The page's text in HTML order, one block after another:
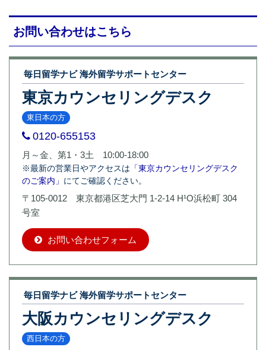
お問い合わせはこちら
毎日留学ナビ 海外留学サポートセンター
東京カウンセリングデスク
東日本の方
0120-655153
月～金、第1・3土 10:00-18:00
※最新の営業日やアクセスは 「東京カウンセリングデスク
のご案内」 にてご確認ください。
〒105-0012 東京都港区芝大門 1-2-14 H¹O浜松町 304
号室
お問い合わせフォーム
毎日留学ナビ 海外留学サポートセンター
大阪カウンセリングデスク
西日本の方